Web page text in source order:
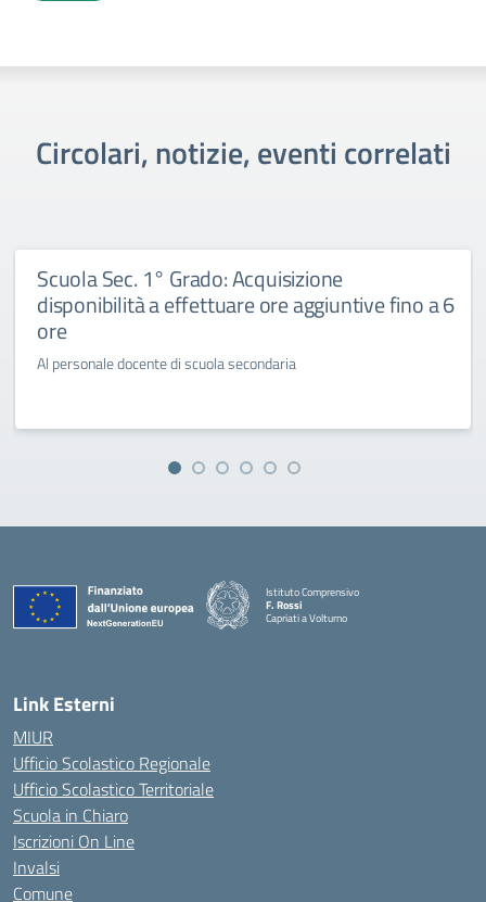
Circolari, notizie, eventi correlati
Scuola Sec. 1° Grado: Acquisizione
disponibilità a effettuare ore aggiuntive fino a 6
ore
Al personale docente di scuola secondaria
Istituto Comprensivo
F. Rossi
Capriati a Volturno
— Visita la pagina iniziale della scuola
Link Esterni
MIUR
Ufficio Scolastico Regionale
Ufficio Scolastico Territoriale
Scuola in Chiaro
Iscrizioni On Line
Invalsi
Comune